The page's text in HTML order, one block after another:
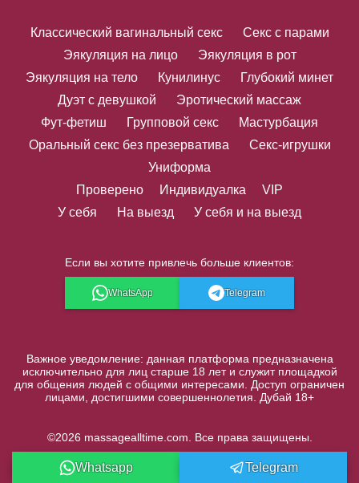
Классический вагинальный секс
Секс с парами
Эякуляция на лицо
Эякуляция в рот
Эякуляция на тело
Кунилинус
Глубокий минет
Дуэт с девушкой
Эротический массаж
Фут-фетиш
Групповой секс
Мастурбация
Оральный секс без презерватива
Секс-игрушки
Униформа
Проверено
Индивидуалка
VIP
У себя
На выезд У себя и на выезд
Если вы хотите привлечь больше клиентов:
WhatsApp Telegram
Важное уведомление: данная платформа предназначена
исключительно для лиц старше 18 лет и служит площадкой
для общения людей с общими интересами. Доступ ограничен
лицами, достигшими совершеннолетия. Дубай 18+
©2026 massagealltime.com. Все права защищены.
Whatsapp Telegram